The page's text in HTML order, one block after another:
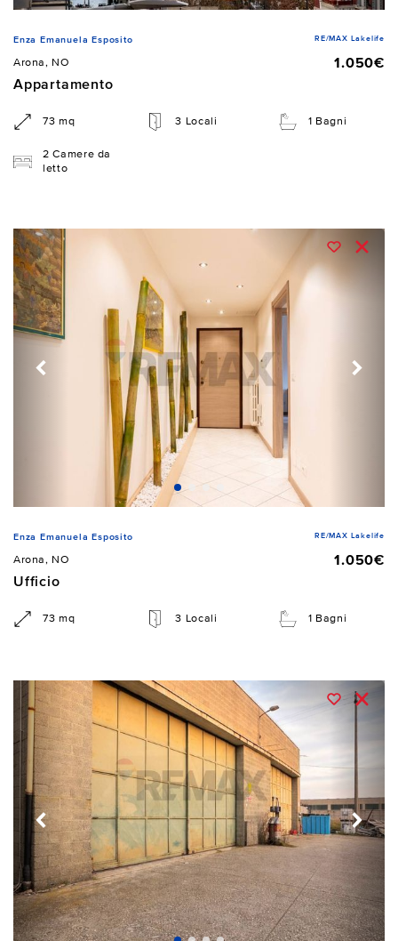
Enza Emanuela Esposito RE/MAX Lakelife
Arona, NO
1.050€
Appartamento
73 mq 3 Locali 1 Bagni
2 Camere da
letto
Enza Emanuela Esposito RE/MAX Lakelife
Arona, NO
1.050€
Ufficio
73 mq 3 Locali 1 Bagni